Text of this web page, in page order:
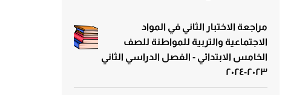
مراجعة الاختبار الثاني في المواد
الاجتماعية والتربية للمواطنة للصف
الخامس الابتدائي - الفصل الدراسي الثاني
٢٠٢٣-٢٠٢٤